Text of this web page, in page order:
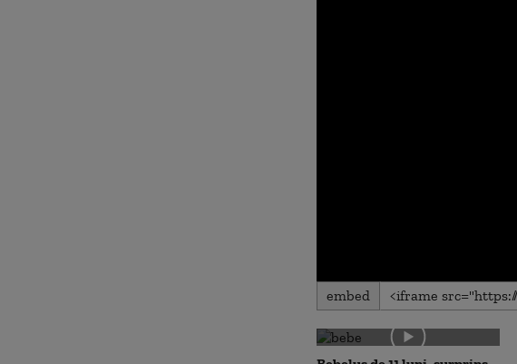
0
seconds
0
secondsVolume
90%
embed